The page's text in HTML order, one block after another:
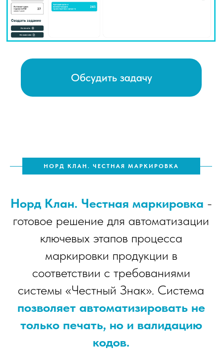
НОРД КЛАН. ЧЕСТНАЯ МАРКИРОВКА
Норд Клан. Честная маркировка -
готовое решение для автоматизации
ключевых этапов процесса
маркировки продукции в
соответствии с требованиями
системы «Честный Знак». Система
позволяет автоматизировать не
только печать, но и валидацию
кодов.